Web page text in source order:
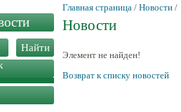
Главная страница / Новости /
Новости
Элемент не найден!
Возврат к списку новостей